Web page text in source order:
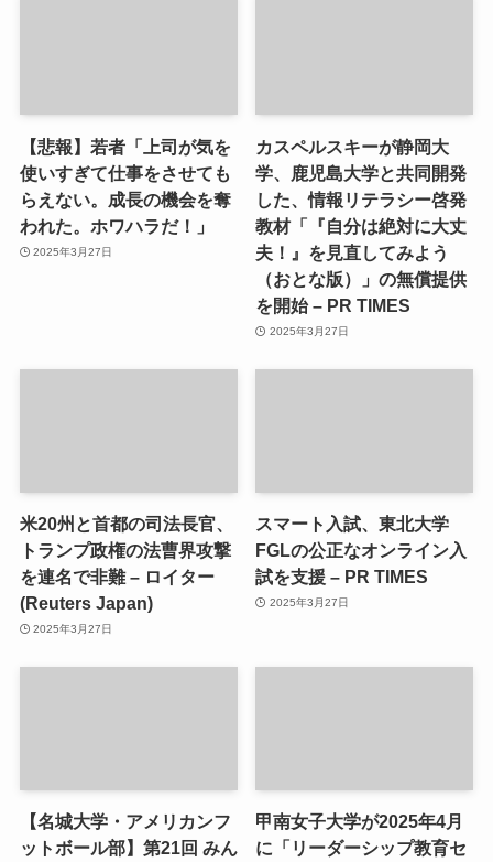
【悲報】若者「上司が気を
使いすぎて仕事をさせても
らえない。成長の機会を奪
われた。ホワハラだ！」
2025年3月27日
カスペルスキーが静岡大
学、鹿児島大学と共同開発
した、情報リテラシー啓発
教材「『自分は絶対に大丈
夫！』を見直してみよう
（おとな版）」の無償提供
を開始 – PR TIMES
2025年3月27日
米20州と首都の司法長官、
トランプ政権の法曹界攻撃
を連名で非難 – ロイター
(Reuters Japan)
2025年3月27日
スマート入試、東北大学
FGLの公正なオンライン入
試を支援 – PR TIMES
2025年3月27日
【名城大学・アメリカンフ
ットボール部】第21回 みん
甲南女子大学が2025年4月
に「リーダーシップ教育セ